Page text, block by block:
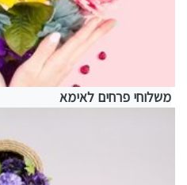
משלוחי פרחים לאימא